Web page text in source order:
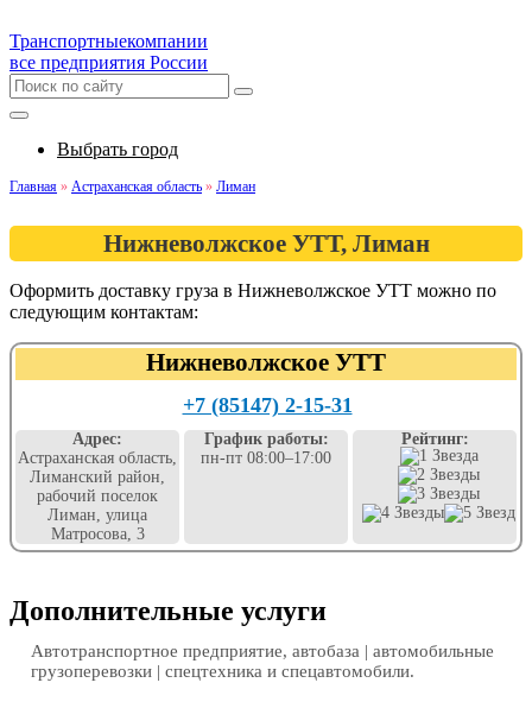
Транспортныекомпании
все предприятия России
Выбрать город
Главная » Астраханская область » Лиман
Нижневолжское УТТ, Лиман
Оформить доставку груза в Нижневолжское УТТ можно по
следующим контактам:
Нижневолжское УТТ
+7 (85147) 2-15-31
Адрес:
Астраханская область,
Лиманский район,
рабочий поселок
Лиман, улица
Матросова, 3
График работы:
пн-пт 08:00–17:00
Рейтинг:
Дополнительные услуги
Автотранспортное предприятие, автобаза | автомобильные
грузоперевозки | спецтехника и спецавтомобили.